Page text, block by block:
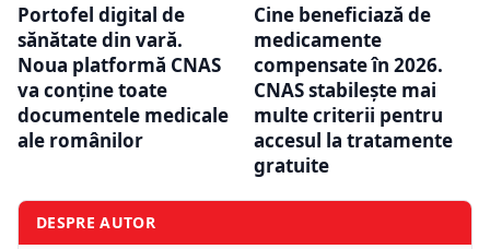
Portofel digital de
sănătate din vară.
Noua platformă CNAS
va conține toate
documentele medicale
ale românilor
Cine beneficiază de
medicamente
compensate în 2026.
CNAS stabilește mai
multe criterii pentru
accesul la tratamente
gratuite
DESPRE AUTOR